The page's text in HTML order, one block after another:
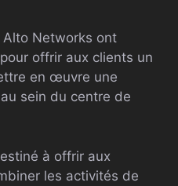
Networks ont
offrir aux clients un
en œuvre une
sein du centre de
à offrir aux
les activités de